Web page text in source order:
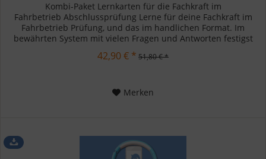
Kombi-Paket Lernkarten für die Fachkraft im
Fahrbetrieb Abschlussprüfung Lerne für deine Fachkraft im
Fahrbetrieb Prüfung, und das im handlichen Format. Im
bewährten System mit vielen Fragen und Antworten festigst
du dein Wissen Stück...
42,90 € * 51,80 € *
Merken